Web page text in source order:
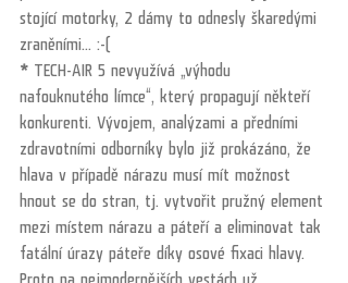
stojící motorky, 2 dámy to odnesly škaredými
zraněními... :-(
* TECH-AIR 5 nevyužívá „výhodu
nafouknutého límce“, který propagují někteří
konkurenti. Vývojem, analýzami a předními
zdravotními odborníky bylo již prokázáno, že
hlava v případě nárazu musí mít možnost
hnout se do stran, tj. vytvořit pružný element
mezi místem nárazu a páteří a eliminovat tak
fatální úrazy páteře díky osové fixaci hlavy.
Proto na nejmodernějších vestách už